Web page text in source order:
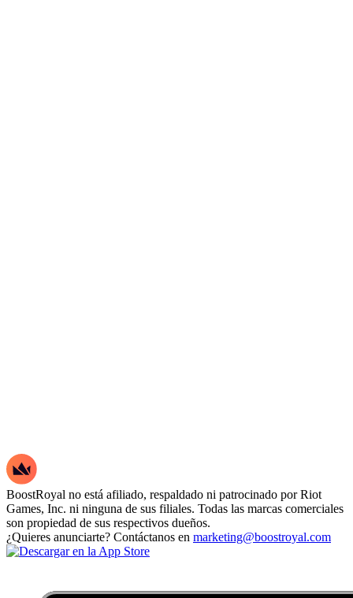
BoostRoyal no está afiliado, respaldado ni patrocinado por Riot
Games, Inc. ni ninguna de sus filiales. Todas las marcas comerciales
son propiedad de sus respectivos dueños.
¿Quieres anunciarte? Contáctanos en marketing@boostroyal.com